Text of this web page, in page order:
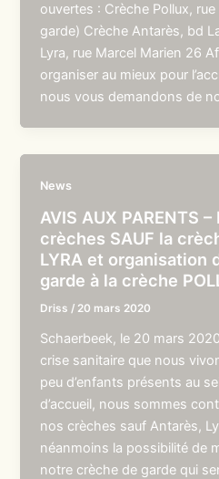
ouvertes : Crèche Pollux,
garde) Crèche Antarès, bd
Lyra, rue Marcel Marien 26
organiser au mieux pour
nous vous demandons de
News
AVIS AUX PARENTS
crèches SAUF la
LYRA et organisation
garde à la crèche
Driss / 20 mars 2020
Schaerbeek, le 20 mars
crise sanitaire que nous
peu d’enfants présents au
d’accueil, nous sommes
nos crèches sauf Antarès,
néanmoins la possibilité de
notre crèche de garde qui